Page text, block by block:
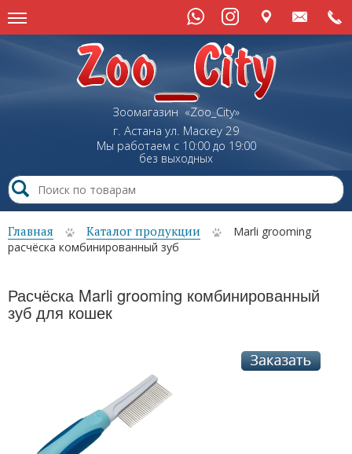
Зоомагазин «Zoo_City»
г. Астана ул. Маскеу29
Мы работаем с 10:00 до 19:00
без выходных
Главная Каталог продукции
Marli grooming
расчёска комбинированный зуб
Расчёска Marli grooming комбинированный
зуб для кошек